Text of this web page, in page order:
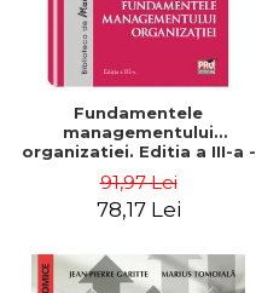
Fundamentele
managementului
organizatiei. Editia a III-a -
91,97 Lei
78,17 Lei